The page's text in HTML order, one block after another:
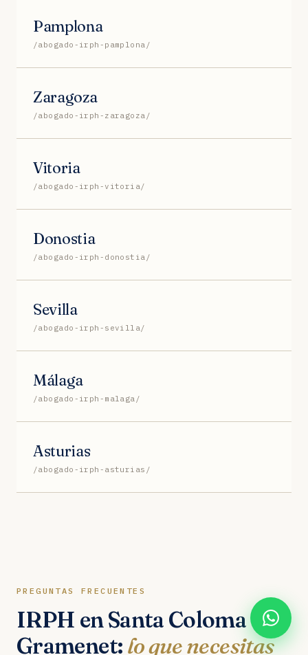
Pamplona
/abogado-irph-pamplona/
Zaragoza
/abogado-irph-zaragoza/
Vitoria
/abogado-irph-vitoria/
Donostia
/abogado-irph-donostia/
Sevilla
/abogado-irph-sevilla/
Málaga
/abogado-irph-malaga/
Asturias
/abogado-irph-asturias/
PREGUNTAS FRECUENTES
IRPH en Santa Coloma de
Gramenet: lo que necesitas